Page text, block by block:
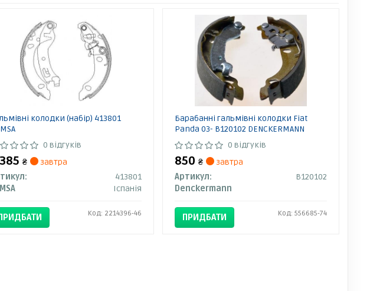
колодки (набір) 413801
0 відгуків
₴
завтра
413801
Іспанія
Код: 2214396-46
Барабанні гальмівні колодки Fiat
Panda 03- B120102 DENCKERMANN
0 відгуків
850₴
завтра
Артикул:
B120102
Denckermann
ПРИДБАТИ Код: 556685-74